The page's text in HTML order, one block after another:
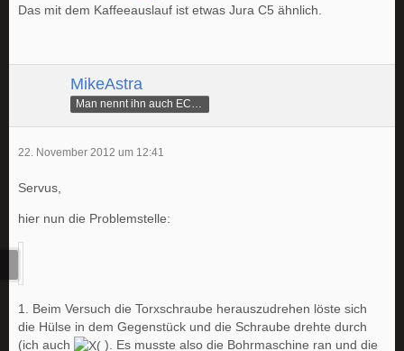
Das mit dem Kaffeeauslauf ist etwas Jura C5 ähnlich.
MikeAstra
Man nennt ihn auch ECAMike
22. November 2012 um 12:41
Servus,
hier nun die Problemstelle:
1. Beim Versuch die Torxschraube herauszudrehen löste sich
die Hülse in dem Gegenstück und die Schraube drehte durch
(ich auch
). Es musste also die Bohrmaschine ran und die